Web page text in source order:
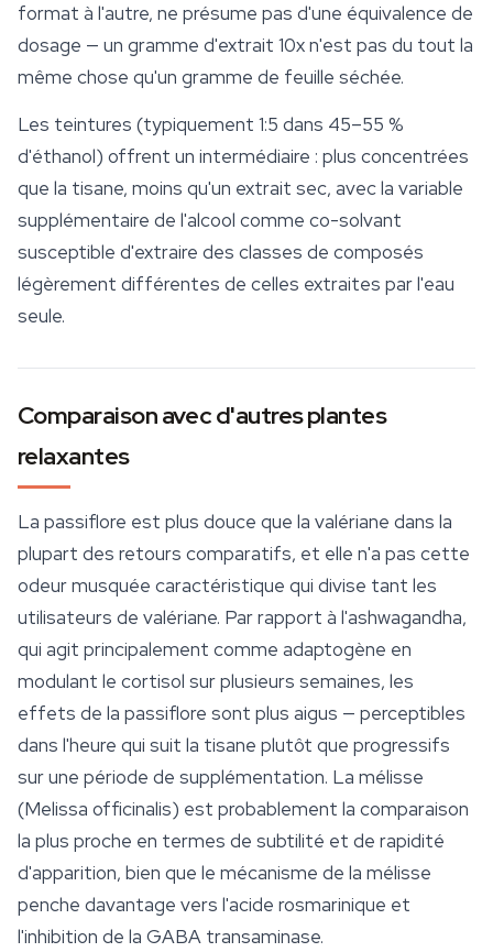
format à l'autre, ne présume pas d'une équivalence de
dosage — un gramme d'extrait 10x n'est pas du tout la
même chose qu'un gramme de feuille séchée.
Les teintures (typiquement 1:5 dans 45–55 %
d'éthanol) offrent un intermédiaire : plus concentrées
que la tisane, moins qu'un extrait sec, avec la variable
supplémentaire de l'alcool comme co-solvant
susceptible d'extraire des classes de composés
légèrement différentes de celles extraites par l'eau
seule.
Comparaison avec d'autres plantes
relaxantes
La passiflore est plus douce que la valériane dans la
plupart des retours comparatifs, et elle n'a pas cette
odeur musquée caractéristique qui divise tant les
utilisateurs de valériane. Par rapport à l'ashwagandha,
qui agit principalement comme adaptogène en
modulant le cortisol sur plusieurs semaines, les
effets de la passiflore sont plus aigus — perceptibles
dans l'heure qui suit la tisane plutôt que progressifs
sur une période de supplémentation. La mélisse
(Melissa officinalis) est probablement la comparaison
la plus proche en termes de subtilité et de rapidité
d'apparition, bien que le mécanisme de la mélisse
penche davantage vers l'acide rosmarinique et
l'inhibition de la GABA transaminase.